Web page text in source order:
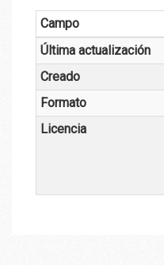
Campo
Última actualización
Creado
Formato
Licencia